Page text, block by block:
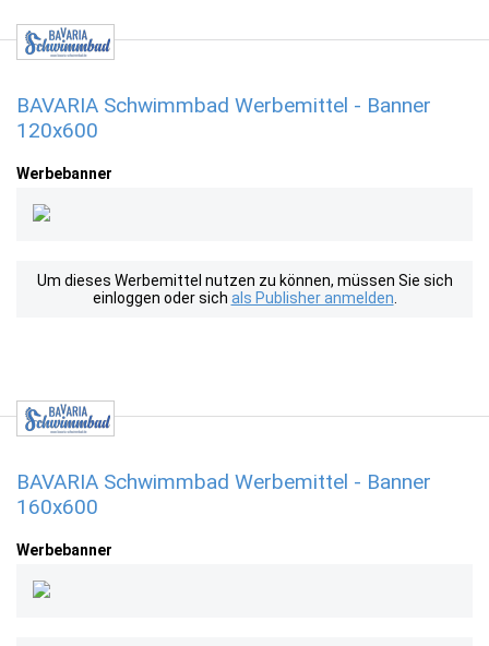
BAVARIA Schwimmbad Werbemittel - Banner
120x600
Werbebanner
Um dieses Werbemittel nutzen zu können, müssen Sie sich
einloggen oder sich als Publisher anmelden
BAVARIA Schwimmbad Werbemittel - Banner
160x600
Werbebanner